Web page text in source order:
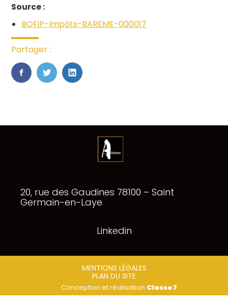
Source :
BOFiP-Impôts-BAREME-000017
Partager :
FaceBook
TwitterLinkedIn
Principale
20, rue des Gaudines 78100 – Saint
Germain-en-Laye
Linkedin
MENTIONS LÉGALES
PLAN DU SITE
Conception et réalisation Classe 7